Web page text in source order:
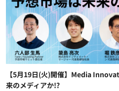
【5月19日(火)開催】Media
来のメディアか!?